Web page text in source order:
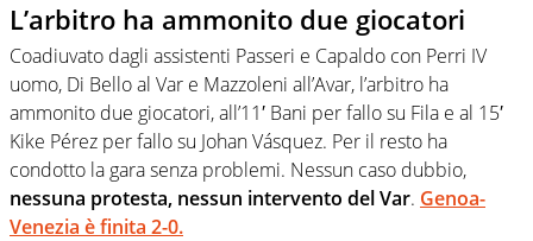
L’arbitro ha ammonito due giocatori
Coadiuvato dagli assistenti Passeri e Capaldo con Perri IV
uomo, Di Bello al Var e Mazzoleni all’Avar, l’arbitro ha
ammonito due giocatori, all’11′ Bani per fallo su Fila e al 15′
Kike Pérez per fallo su Johan Vásquez. Per il resto ha
condotto la gara senza problemi. Nessun caso dubbio,
nessuna protesta, nessun intervento del Var. Genoa-
Venezia è finita 2-0.